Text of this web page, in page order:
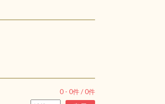
0 - 0件 /0件